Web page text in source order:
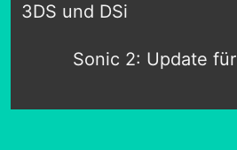
3DS und DSi
Sonic 2: Update